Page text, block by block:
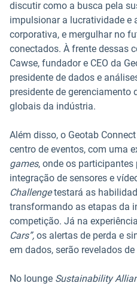
discutir como a busca pela
impulsionar a lucratividade e
corporativa, e mergulhar no
conectados. À frente dessas
Cawse, fundador e CEO da
presidente de dados e
presidente de gerenciamento
globais da indústria.
Além disso, o Geotab
centro de eventos, com uma
games, onde os participantes
integração de sensores e
Challengetestará as
transformando as etapas da
competição. Já na experiência
Cars”, os alertas de perda e
em dados, serão revelados
No lounge Sustainability